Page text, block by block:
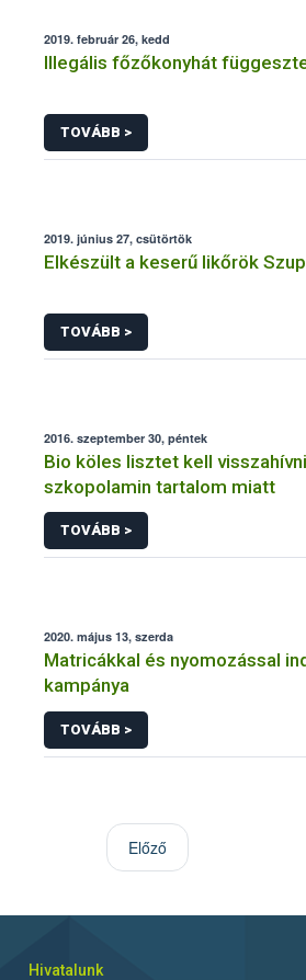
2019. február 26, kedd
Illegális főzőkonyhát
TOVÁBB >
2019. június 27, csütörtök
Elkészült a keserű likőrök
TOVÁBB >
2016. szeptember 30, péntek
Bio köles lisztet kell
szkopolamin tartalom miatt
TOVÁBB >
2020. május 13, szerda
Matricákkal és nyomozással
kampánya
TOVÁBB >
Előző
Hivatalunk